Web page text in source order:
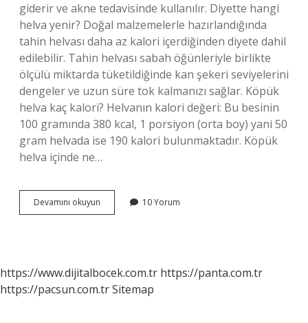
giderir ve akne tedavisinde kullanılır. Diyette hangi
helva yenir? Doğal malzemelerle hazırlandığında
tahin helvası daha az kalori içerdiğinden diyete dahil
edilebilir. Tahin helvası sabah öğünleriyle birlikte
ölçülü miktarda tüketildiğinde kan şekeri seviyelerini
dengeler ve uzun süre tok kalmanızı sağlar. Köpük
helva kaç kalori? Helvanın kalori değeri: Bu besinin
100 gramında 380 kcal, 1 porsiyon (orta boy) yani 50
gram helvada ise 190 kalori bulunmaktadır. Köpük
helva içinde ne…
Devamını okuyun
Helva
10 Yorum
https://www.dijitalbocek.com.tr https://panta.com.tr
https://pacsun.com.trSitemap